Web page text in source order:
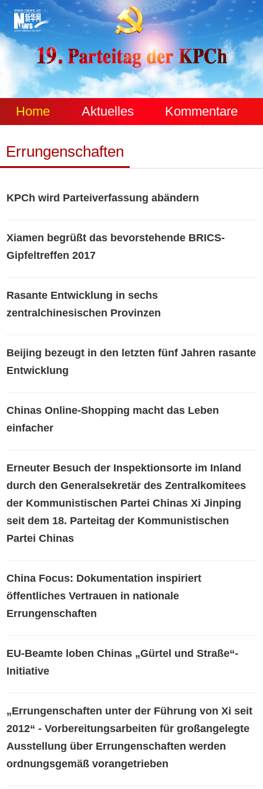
Home Aktuelles Kommentare
Errungenschaften
KPCh wird Parteiverfassung abändern
Xiamen begrüßt das bevorstehende BRICS-
Gipfeltreffen 2017
Rasante Entwicklung in sechs
zentralchinesischen Provinzen
Beijing bezeugt in den letzten fünf Jahren rasante
Entwicklung
Chinas Online-Shopping macht das Leben
einfacher
Erneuter Besuch der Inspektionsorte im Inland
durch den Generalsekretär des Zentralkomitees
der Kommunistischen Partei Chinas Xi Jinping
seit dem 18. Parteitag der Kommunistischen
Partei Chinas
China Focus: Dokumentation inspiriert
öffentliches Vertrauen in nationale
Errungenschaften
EU-Beamte loben Chinas „Gürtel und Straße“-
Initiative
„Errungenschaften unter der Führung von Xi seit
2012“ - Vorbereitungsarbeiten für großangelegte
Ausstellung über Errungenschaften werden
ordnungsgemäß vorangetrieben